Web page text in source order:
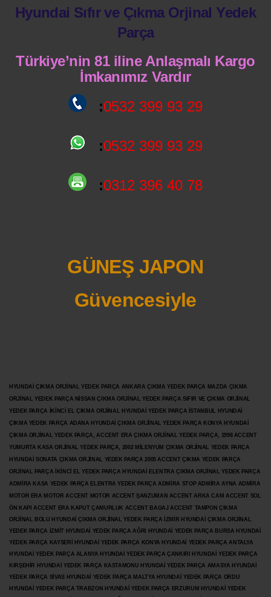
Hyundai Sıfır ve Çıkma Orjinal Yedek
Parça
Türkiye’nin 81 iline Anlaşmalı Kargo
İmkanımız Vardır
:0532 399 93 29
:0532 399 93 29
:0312 396 40 78
GÜNEŞ JAPON
Güvencesiyle
HYUNDAİ ÇIKMA ORJİNAL YEDEK PARÇA ANKARA ÇIKMA YEDEK PARÇA MAZDA ÇIKMA
ORJİNAL YEDEK PARÇA NİSSAN ÇIKMA ORJİNAL YEDEK PARÇA SIFIR VE ÇIKMA ORJİNAL
YEDEK PARÇA İKİNCİ EL ÇIKMA ORJİNAL HYUNDAİ YEDEK PARÇA İSTANBUL HYUNDAİ
ÇIKMA YEDEK PARÇA ADANA HYUNDAİ ÇIKMA ORJİNAL YEDEK PARÇA KONYA HYUNDAİ
ÇIKMA ORJİNAL YEDEK PARÇA, ACCENT ERA ÇIKMA ORJİNAL YEDEK PARÇA, 1998 ACCENT
YUMURTA KASA ORJİNAL YEDEK PARÇA, 2002 MİLENYUM ÇIKMA ORJİNAL YEDEK PARÇA
HYUNDAİ SONATA ÇIKMA ORJİNAL YEDEK PARÇA 2005 ACCENT ÇIKMA YEDEK PARÇA
ORJİNAL PARÇA İKİNCİ EL YEDEK PARÇA HYUNDAİ ELENTRA ÇIKMA ORJİNAL YEDEK PARÇA
ADMİRA KASA YEDEK PARÇA ELENTRA YEDEK PARÇA ADMİRA STOP ADMİRA AYNA ADMİRA
MOTOR ERA MOTOR ACCENT MOTOR ACCENT ŞANZUMAN ACCENT ARKA CAM ACCENT SOL
ÖN KAPI ACCENT ERA KAPUT ÇAMURLUK ACCENT BAGAJ ACCENT TAMPON ÇIKMA
ORJİNAL BOLU HYUNDAİ ÇIKMA ORJİNAL YEDEK PARÇA İZMİR HYUNDAİ ÇIKMA ORJİNAL
YEDEK PARÇA İZMİT HYUNDAİ YEDEK PARÇA AĞRI HYUNDAİ YEDEK PARÇA BURSA HYUNDAİ
YEDEK PARÇA KAYSERİ HYUNDAİ YEDEK PARÇA KONYA HYUNDAİ YEDEK PARÇA ANTALYA
HYUNDAİ YEDEK PARÇA ALANYA HYUNDAİ YEDEK PARÇA ÇANKIRI HYUNDAİ YEDEK PARÇA
KIRŞEHİR HYUNDAİ YEDEK PARÇA KASTAMONU HYUNDAİ YEDEK PARÇA AMASYA HYUNDAİ
YEDEK PARÇA SİVAS HYUNDAİ YEDEK PARÇA MALTYA HYUNDAİ YEDEK PARÇA ORDU
HYUNDAİ YEDEK PARÇA TRABZON HYUNDAİ YEDEK PARÇA ERZURUM HYUNDAİ YEDEK